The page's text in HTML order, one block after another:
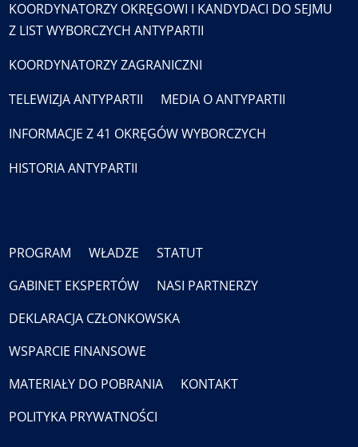
KOORDYNATORZY OKRĘGOWI I KANDYDACI DO SEJMU
Z LIST WYBORCZYCH ANTYPARTII
KOORDYNATORZY ZAGRANICZNI
TELEWIZJA ANTYPARTII
MEDIA O ANTYPARTII
INFORMACJE Z 41 OKRĘGÓW WYBORCZYCH
HISTORIA ANTYPARTII
PROGRAM WŁADZE
STATUT
GABINET EKSPERTÓW
NASI PARTNERZY
DEKLARACJA CZŁONKOWSKA
WSPARCIE FINANSOWE
MATERIAŁY DO POBRANIA
KONTAKT
POLITYKA PRYWATNOŚCI